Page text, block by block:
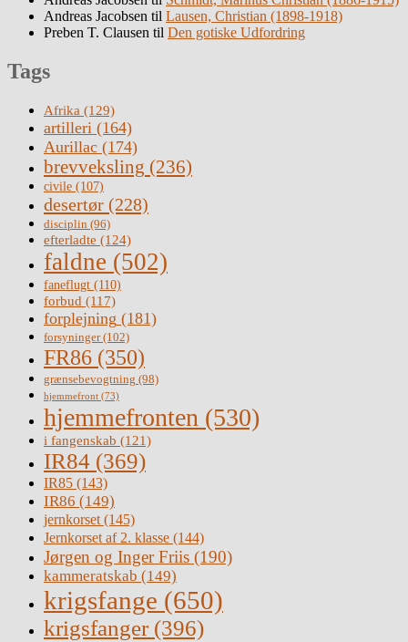
Andreas Jacobsen til Lausen, Christian (1898-1918)
Preben T. Clausen til Den gotiske Udfordring
Tags
Afrika (129)
artilleri (164)
Aurillac (174)
brevveksling (236)
civile (107)
desertør (228)
disciplin (96)
efterladte (124)
faldne (502)
faneflugt (110)
forbud (117)
forplejning (181)
forsyninger(102)
FR86 (350)
grænsebevogtning (98)
hjemmefront (73)
hjemmefronten (530)
i fangenskab (121)
IR84 (369)
IR85 (143)
IR86 (149)
jernkorset(145)
Jernkorset af 2. klasse (144)
Jørgen og Inger Friis (190)
kammeratskab (149)
krigsfange (650)
krigsfanger (396)